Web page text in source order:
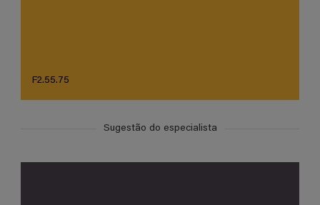
F2.55.75
Sugestão do especialista